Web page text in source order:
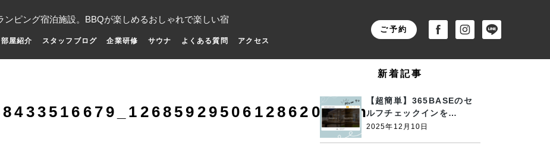
ンピング宿泊施設。BBQが楽しめるおしゃれで楽しい宿
屋紹介 スタッフブログ 企業研修 サウナ よくある質問 アクセス
ご予約
新着記事
【超簡単】365BASEのセ
ルフチェックインを…
2025年12月10日